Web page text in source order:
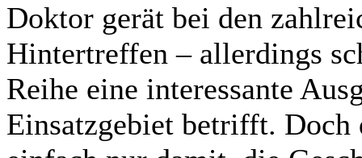
Doktor gerät bei den
Hintertreffen – allerdings
Reihe eine interessante
Einsatzgebiet betrifft.